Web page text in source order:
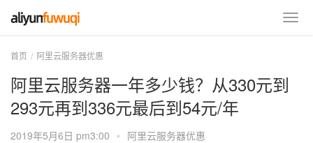
首页 阿里云服务器优惠
阿里云服务器一年多少钱？从330元到
293元再到336元最后到54元/年
2019年5月6日 pm3:00 • 阿里云服务器优惠